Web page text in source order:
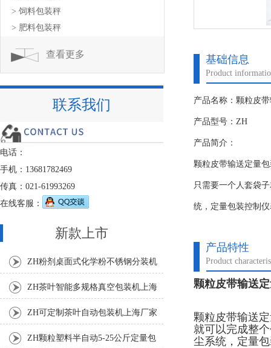
基础信息
Product
产品名称：颗粒皮
产品型号：ZH
产品简介：
颗粒皮带输送定量
只需要一个人套袋
统，定量包装控制
产品特性
Product
颗粒皮带输送
颗粒皮带输送
就可以完成整
尘系统，定量
> 饲料包装秤
> 肥料包装秤
查看更多
联系我们
电话：
手机：13681782469
传真：021-61993269
在线客服：
新款上市
ZH粉剂桌面式化学粉不锈钢分装机
ZH茶叶智能多规格真空包装机上海
厂家 ZH可定制茶叶自动包装机上海厂家
ZH颗粒塑料半自动5-25公斤定量包